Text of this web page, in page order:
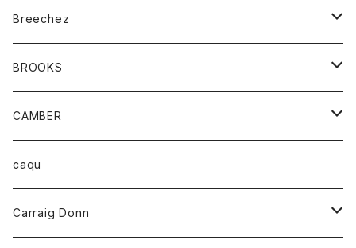
ベルト
Tシャツ
グッズ
アンダーウェアー
カードホルダー
トップス
カーディガン
ボトム
オーバーオール
ショートパンツ
レディース
オーバーオール
Breechez
シャツ
BROOKS
グッズ
靴
CAMBER
トップス
ハーフスリーブTシャツ
caqu
Carraig Donn